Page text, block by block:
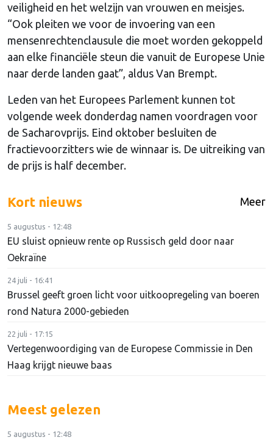
veiligheid en het welzijn van vrouwen en meisjes.
“Ook pleiten we voor de invoering van een
mensenrechtenclausule die moet worden gekoppeld
aan elke financiële steun die vanuit de Europese Unie
naar derde landen gaat”, aldus Van Brempt.
Leden van het Europees Parlement kunnen tot
volgende week donderdag namen voordragen voor
de Sacharovprijs. Eind oktober besluiten de
fractievoorzitters wie de winnaar is. De uitreiking van
de prijs is half december.
Kort nieuws Meer
5 augustus - 12:48
EU sluist opnieuw rente op Russisch geld door naar
Oekraïne
24 juli - 16:41
Brussel geeft groen licht voor uitkoopregeling van boeren
rond Natura 2000-gebieden
22 juli - 17:15
Vertegenwoordiging van de Europese Commissie in Den
Haag krijgt nieuwe baas
Meest gelezen
5 augustus - 12:48